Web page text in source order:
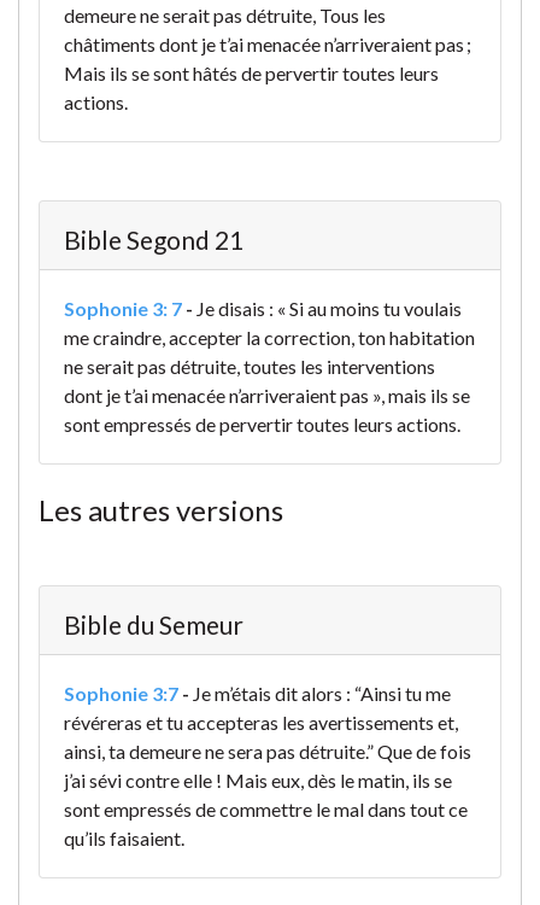
demeure ne serait pas détruite, Tous les
châtiments dont je t’ai menacée n’arriveraient pas ;
Mais ils se sont hâtés de pervertir toutes leurs
actions.
Bible Segond 21
Sophonie 3: 7 - Je disais : « Si au moins tu voulais
me craindre, accepter la correction, ton habitation
ne serait pas détruite, toutes les interventions
dont je t’ai menacée n’arriveraient pas », mais ils se
sont empressés de pervertir toutes leurs actions.
Les autres versions
Bible du Semeur
Sophonie 3:7 - Je m’étais dit alors : “Ainsi tu me
révéreras et tu accepteras les avertissements et,
ainsi, ta demeure ne sera pas détruite.”Que de fois
j’ai sévi contre elle ! Mais eux, dès le matin, ils se
sont empressés de commettre le maldans tout ce
qu’ils faisaient.